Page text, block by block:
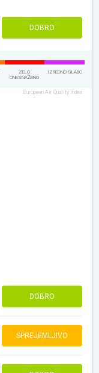
DOBRO
ZELO
ONESNAŽENO
IZREDNO SLABO
European Air Quality Index
DOBRO
SPREJEMLJIVO